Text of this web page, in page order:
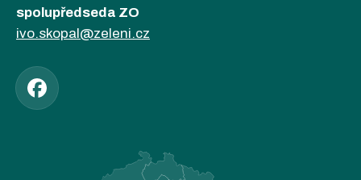
spolupředseda ZO
ivo.skopal@zeleni.cz